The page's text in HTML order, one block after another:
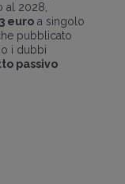
al 2028,
euroa singolo
pubblicato
i dubbi
passivo